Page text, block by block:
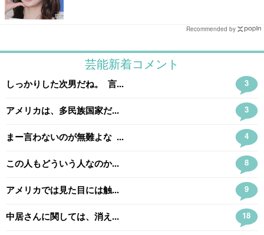
Recommended by